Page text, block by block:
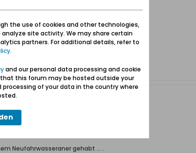
Neufahrwasseraner gehabt ... .
the use of cookies and other technologies,
site activity. We may share certain
partners. For additional details, refer to
.
and our personal data processing and cookie
this forum may be hosted outside your
of your data in the country where